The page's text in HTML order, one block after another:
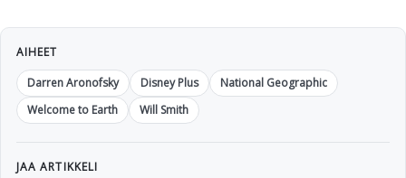
AIHEET
Darren Aronofsky
Disney Plus
National Geographic
Welcome to Earth
Will Smith
JAA ARTIKKELI